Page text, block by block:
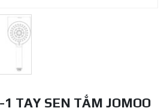
TAY SEN TẮM JOMOO